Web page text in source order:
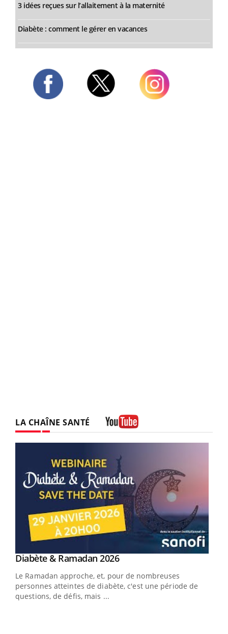
3 idées reçues sur l’allaitement à la maternité
Diabète : comment le gérer en vacances
LA CHAÎNE SANTÉ
Youtube
Diabète & Ramadan 2026Youtube
Le Ramadan approche, et, pour de nombreuses
personnes atteintes de diabète, c'est une période de
questions, de défis, mais ...